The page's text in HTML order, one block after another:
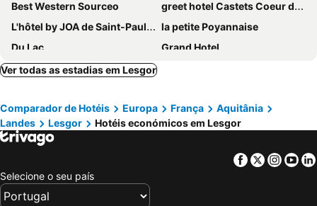
Best Western Sourceo
greet hotel Castets Coeur des Landes
L'hôtel by JOA de Saint-Paul-Lès-Dax
la petite Poyannaise
Du Lac
Grand Hotel
Logis Hôtel Le Clos Pité
Ver todas as estadias em Lesgor
Comparador de Hotéis Europa França
Aquitânia
Landes
Lesgor Hotéis económicos em Lesgor
Facebook
Twitter
Selecione o seu país